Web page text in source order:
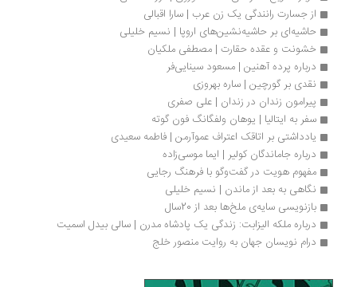
از جسارت رانندگی یک زن عرب | سارا اقبالی
حاشیه‌ای بر حاشیه‌نشین‌های اروپا | نسیم خلیلی
خشونت و عقده حقارت | مصطفی ملکیان
د‌‌‌‌‌رباره‌ پرده آهنین | مسعود سینایی‌فر
نقدی بر گورچین | ساره بهروزی
پیرامون زندان در زندان | علی صفری
سفر به ایتالیا | یوهان ولفگانگ فون گوته
یادداشتی بر اتاقک اعتراف عموآرمن | فاطمه سعیدی
درباره جاماندگان کولیر | ایما موسی‌زاده
مفهوم هویت در گفت‌وگو با فرهنگ رجایی
نگاهی به بعد از ماندن | نسیم خلیلی
بازنویسی سایه‌ی ملخ‌ها بعد از 20سال
درباره ملکه الیزابت: زندگی یک پادشاه مدرن | سالی بیدل اسمیت
درام نویسان جهان به روایت منصور خلج